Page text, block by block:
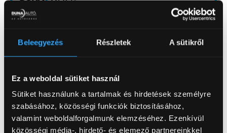
Beleegyezés Részletek A sütikről
Ez a weboldal sütiket használ
Sütiket használunk a tartalmak és hirdetések személyre
szabásához, közösségi funkciók biztosításához,
valamint weboldalforgalmunk elemzéséhez. Ezenkívül
közösségi média-, hirdető- és elemező partnereinkkel
15 000 Ft + ÁFA/nap